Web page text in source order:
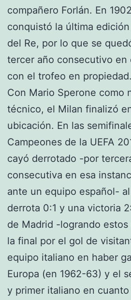
compañero Forlán. En
conquistó la última
del Re, por lo que se
tercer año consecutivo en
con el trofeo en propiedad.
Con Mario Sperone como
técnico, el Milan finalizó
ubicación. En las
Campeones de la UEFA
cayó derrotado -por
consecutiva en esa
ante un equipo español-
derrota 0:1 y una victoria
de Madrid -logrando
la final por el gol de
equipo italiano en haber
Europa (en 1962-63) y el
y primer italiano en